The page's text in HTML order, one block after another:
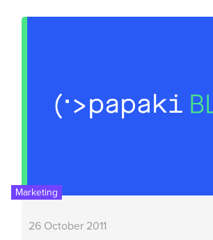
Marketing
26 October 2011